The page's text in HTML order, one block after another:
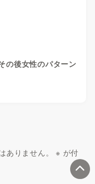
の後女性のパターン
ありません。 ※ が付